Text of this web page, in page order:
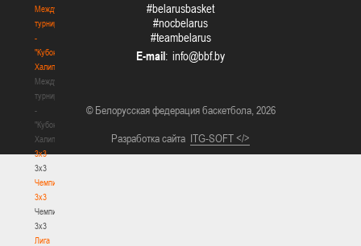
Международный
турнир
-
"Кубок
Халипского"
Международный
турнир
-
"Кубок
Халипского"
3x3
3x3
Чемпионат
3х3
Чемпионат
3х3
Лига
#belarusbasket
#nocbelarus
#teambelarus
E-mail:
© Белорусская федерация баскетбола, 2026
Разработка сайта ITG-SOFT </>